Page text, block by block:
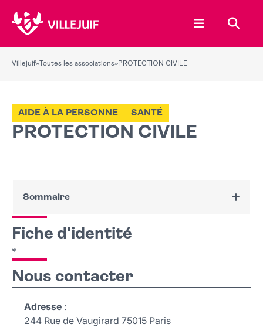
Ouvrir le
Villejuif» Toutes les associations»PROTECTION CIVILE
PROTECTION CIVILE
AIDE À LA PERSONNE SANTÉ
Sommaire
Fiche d'identité
Fiche d'identité
*
Nous contacter
Adresse :
244 Rue de Vaugirard 75015 Paris